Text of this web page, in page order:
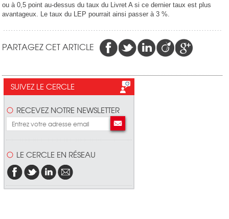
ou à 0,5 point au-dessus du taux du Livret A si ce dernier taux est plus
avantageux. Le taux du LEP pourrait ainsi passer à 3 %.
PARTAGEZ CET ARTICLE
SUIVEZ LE CERCLE
RECEVEZ NOTRE NEWSLETTER
LE CERCLE EN RÉSEAU